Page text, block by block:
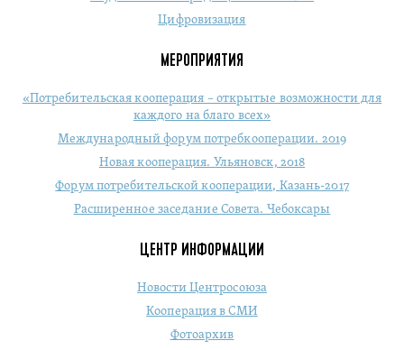
Цифровизация
МЕРОПРИЯТИЯ
«Потребительская кооперация – открытые возможности для
каждого на благо всех»
Международный форум потребкооперации. 2019
Новая кооперация. Ульяновск, 2018
Форум потребительской кооперации, Казань-2017
Расширенное заседание Совета. Чебоксары
ЦЕНТР ИНФОРМАЦИИ
Новости Центросоюза
Кооперация в СМИ
Фотоархив